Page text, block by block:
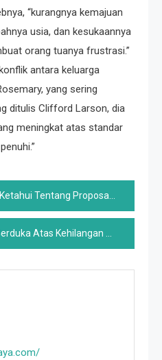
“kurangnya kemajuan
usia, dan kesukaannya
orang tuanya frustrasi.”
antara keluarga
yang sering
ditulis Clifford Larson, dia
meningkat atas standar
Proposal Italia Tak Terduga dari Hayley Atwell
Anggota Keluarga Tercintanya